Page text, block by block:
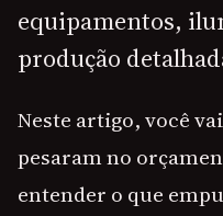
equipamentos,
produção
Neste artigo, você
pesaram no
entender o que